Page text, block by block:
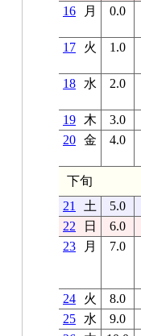
16
月 0.0
17
火 1.0
18
水 2.0
19
木 3.0
20 金 4.0
下旬
21
土 5.0
22
日 6.0
23
月 7.0
24
火 8.0
25
水
9.0